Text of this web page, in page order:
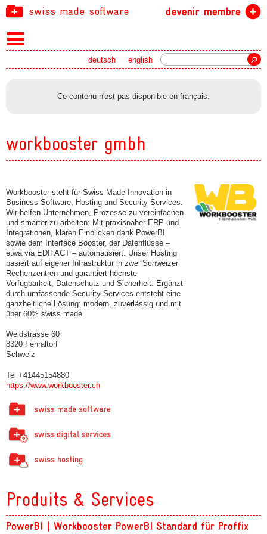
swiss made software devenir membre
english
deutsch
Ce contenu n'est pas disponible en français.
workbooster gmbh
Workbooster steht für Swiss Made Innovation in
Business Software, Hosting und Security Services.
Wir helfen Unternehmen, Prozesse zu vereinfachen
und smarter zu arbeiten: Mit praxisnaher ERP und
Integrationen, klaren Einblicken dank PowerBI
sowie dem Interface Booster, der Datenflüsse –
etwa via EDIFACT – automatisiert. Unser Hosting
basiert auf eigener Infrastruktur in zwei Schweizer
Rechenzentren und garantiert höchste
Verfügbarkeit, Datenschutz und Sicherheit. Ergänzt
durch umfassende Security-Services entsteht eine
ganzheitliche Lösung: modern, zuverlässig und mit
über 60% swiss made
Weidstrasse 60
8320 Fehraltorf
Schweiz
Tel +41445154880
https://www.workbooster.ch
Produits & Services
PowerBI | Workbooster PowerBI Standard für Proffix